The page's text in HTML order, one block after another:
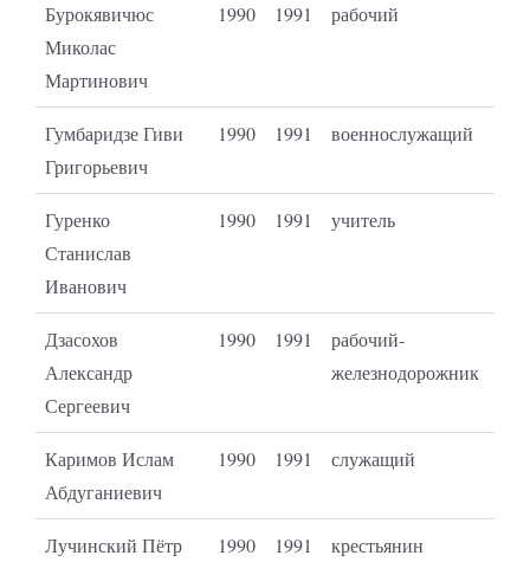
Бурокявичюс
Миколас
Мартинович
1990 1991 рабочий
Гумбаридзе Гиви
Григорьевич
1990 1991 военнослужащий
Гуренко
Станислав
Иванович
1990 1991 учитель
Дзасохов
Александр
Сергеевич
1990 1991
рабочий-
железнодорожник
Каримов Ислам
Абдуганиевич
1990 1991 служащий
Лучинский Пётр
1990 1991 крестьянин